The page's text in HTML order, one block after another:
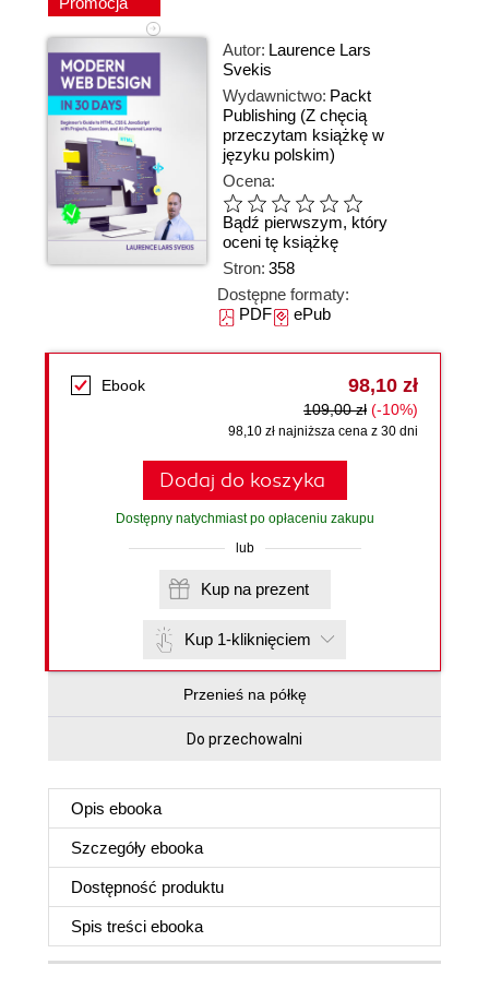
Autor: Laurence Lars
Svekis
Wydawnictwo: Packt
Publishing (Z chęcią
przeczytam książkę w
języku polskim)
Ocena:
Bądź pierwszym, który
oceni tę książkę
Stron: 358
Dostępne formaty:
PDFePub
Ebook 98,10 zł
109,00 zł (-10%)
98,10 zł najniższa cena z 30 dni
Dodaj do koszyka
Dostępny natychmiast po opłaceniu zakupu
lub
Kup na prezent
Kup 1-kliknięciem
Przenieś na półkę
Do przechowalni
Opis ebooka
Szczegóły ebooka
Dostępność produktu
Spis treści ebooka